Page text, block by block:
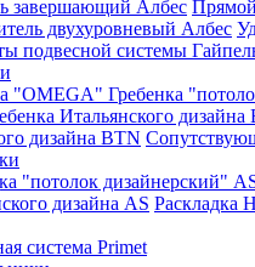
завершающий Албес
двухуровневый Албес
подвесной системы
"OMEGA" Гребенка
Итальянского дизайна
дизайна ВТN
"потолок дизайнерский"
дизайна AS Раскладка
система Primet